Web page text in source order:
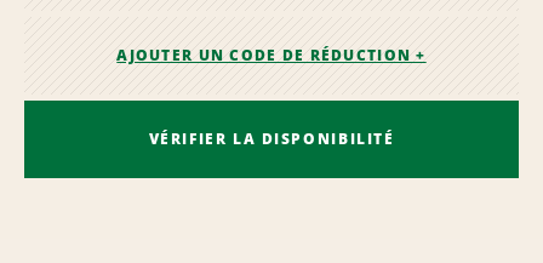
AJOUTER UN CODE DE RÉDUCTION +
VÉRIFIER LA DISPONIBILITÉ